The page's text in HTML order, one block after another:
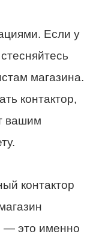
Если у
магазина.
контактор,
вашим
контактор
— это именно